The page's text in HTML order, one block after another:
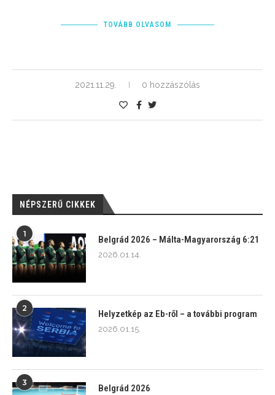
TOVÁBB OLVASOM
2021.11.29. 0 hozzászólás
NÉPSZERŰ CIKKEK
1
Belgrád 2026 – Málta-Magyarország 6:21
2026.01.14.
2
Helyzetkép az Eb-ről – a további program
2026.01.15.
3
Belgrád 2026